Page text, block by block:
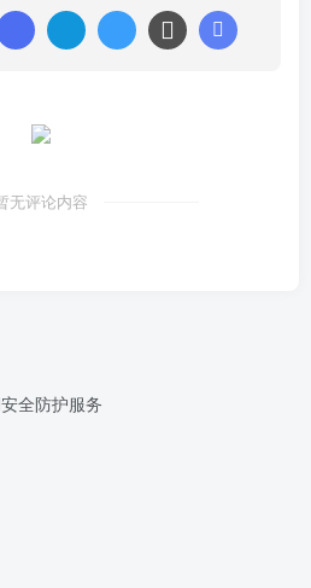
无评论内容
安全防护服务